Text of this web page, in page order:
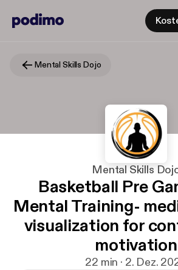
Mental Skills Dojo
Mental Skills
Basketball Pre
Mental Training-
visualization for
motivation
22 min · 2. Dez.